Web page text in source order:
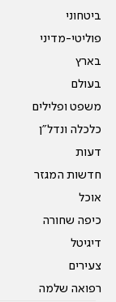
ביטחוני
פוליטי-מדיני
בארץ
בעולם
משפט ופלילים
כלכלה ונדל"ן
דעות
חדשות המגזר
אוכל
כיפה שחורה
דיגיטל
צעירים
רפואה שלמה